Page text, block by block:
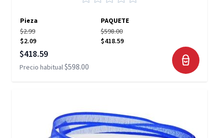
Pieza
PAQUETE
$2.99
$2.09
$598.00
$418.59
Precio especial
$418.59
Precio habitual$598.00